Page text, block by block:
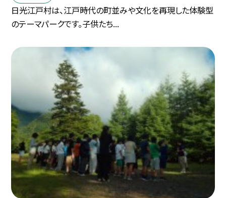
日光江戸村は、江戸時代の町並みや文化を再現した体験型
のテーマパークです。子供たち...